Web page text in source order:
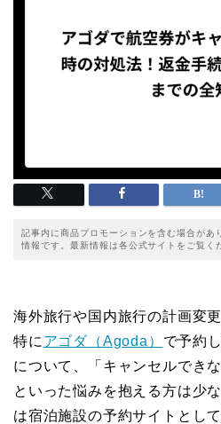
記事内に商品プロモーションを含む場合が
情報です。最新情報は各公式サイトをご覧く
海外旅行や国内旅行の計画変
特に アゴダ（Agoda） で予約
について、「キャンセルでき
といった悩みを抱える方は少
は宿泊施設の予約サイトとし